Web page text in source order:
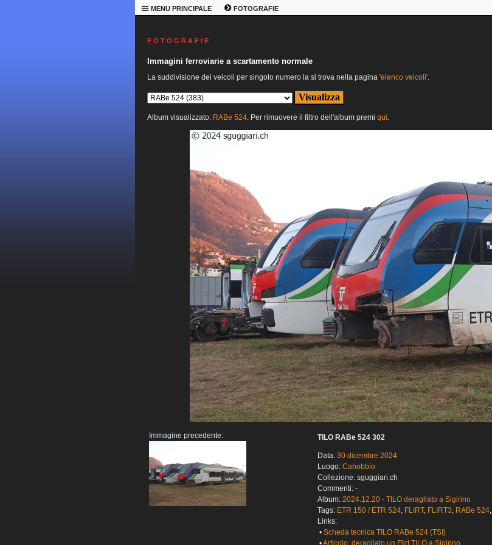
MENU PRINCIPALE FOTOGRAFIE
F O T O G R A F I E
Immagini ferroviarie a scartamento normale
La suddivisione dei veicoli per singolo numero la si trova nella pagina 'elenco veicoli'.
Album visualizzato: RABe 524. Per rimuovere il filtro dell'album premi qui.
Immagine precedente: TILO RABe 524 302
Data: 30 dicembre 2024
Luogo: Canobbio
Collezione: sguggiari.ch
Commenti: -
Album: 2024.12.20 - TILO deragliato a Sigirino
Tags: ETR 150 / ETR 524, FLIRT, FLIRT3, RABe 524,
Links:
• Scheda tecnica TILO RABe 524 (TSI)